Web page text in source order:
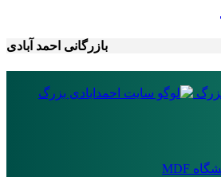
بازرگانی احمد آبادی